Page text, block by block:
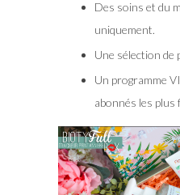
Des soins et du
uniquement.
Une sélection de
Un programme
abonnés les plus